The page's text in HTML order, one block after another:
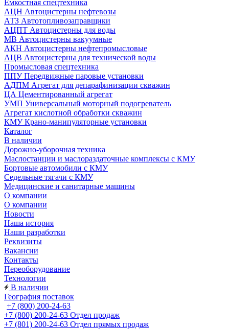
Емкостная спецтехника
АЦН Автоцистерны нефтевозы
АТЗ Автотопливозаправщики
АЦПТ Автоцистерны для воды
МВ Автоцистерны вакуумные
АКН Автоцистерны нефтепромысловые
АЦВ Автоцистерны для технической воды
Промысловая спецтехника
ППУ Передвижные паровые установки
АДПМ Агрегат для депарафинизации скважин
ЦА Цементированный агрегат
УМП Универсальный моторный подогреватель
Агрегат кислотной обработки скважин
КМУ Крано-манипуляторные установки
Каталог
В наличии
Дорожно-уборочная техника
Маслостанции и маслораздаточные комплексы с КМУ
Бортовые автомобили с КМУ
Седельные тягачи с КМУ
Медицинские и санитарные машины
О компании
О компании
Новости
Наша история
Наши разработки
Реквизиты
Вакансии
Контакты
Переоборудование
Технологии
В наличии
География поставок
+7 (800) 200-24-63
+7 (800) 200-24-63 Отдел продаж
+7 (801) 200-24-63 Отдел прямых продаж